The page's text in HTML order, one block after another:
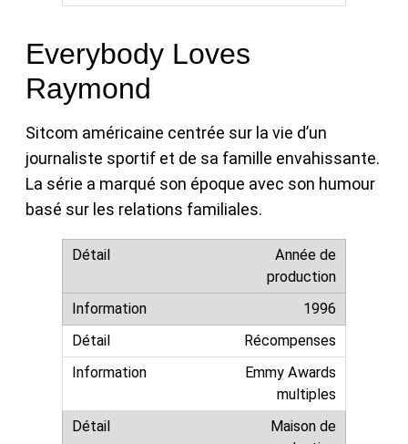
Everybody Loves
Raymond
Sitcom américaine centrée sur la vie d’un
journaliste sportif et de sa famille envahissante.
La série a marqué son époque avec son humour
basé sur les relations familiales.
Année de
production
1996
Récompenses
Emmy Awards
multiples
Maison de